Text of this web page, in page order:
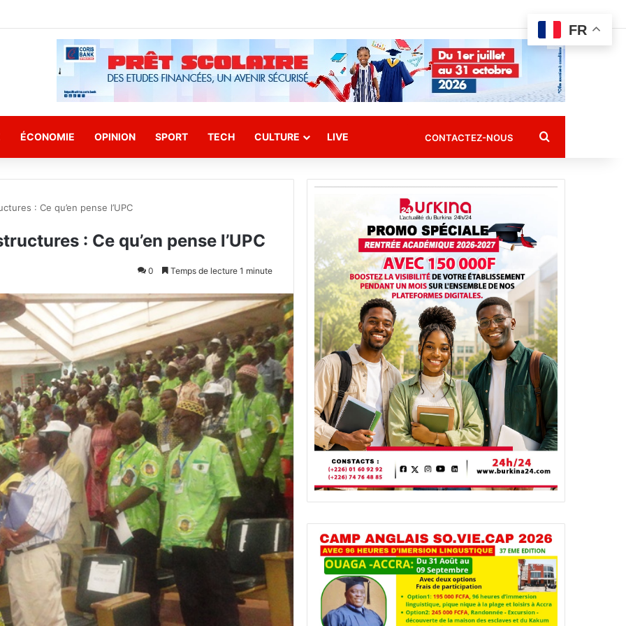
ÉCONOMIE OPINION SPORT TECH CULTURE LIVE CONTACTEZ-NOUS Rechercher
: Ce qu’en pense l’UPC
: Ce qu’en pense l’UPC
0 Temps de lecture 1 minute
FR